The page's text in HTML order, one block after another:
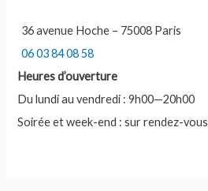
36 avenue Hoche – 75008 Paris
06 03 84 08 58
Heures d’ouverture
Du lundi au vendredi : 9h00—20h00
Soirée et week-end : sur rendez-vous